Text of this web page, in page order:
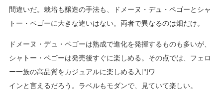
間違いだ。栽培も醸造の手法も、ドメーヌ・デュ・ペゴーとシャ
トー・ペゴーに大きな違いはない。両者で異なるのは畑だけ。
ドメーヌ・デュ・ペゴーは熟成で進化を発揮するものも多いが、
シャトー・ペゴーは発売後すぐに楽しめる。その点では、フェロ
ー一族の高品質をカジュアルに楽しめる入門ワ
インと言えるだろう。ラベルもモダンで、見ていて楽しい。